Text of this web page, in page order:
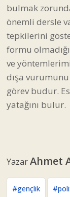
bulmak
önemli dersle
tepkilerini
formu
ve
dışa
görev budur.
yatağını bulur.
YazarAhmet
#gençlik